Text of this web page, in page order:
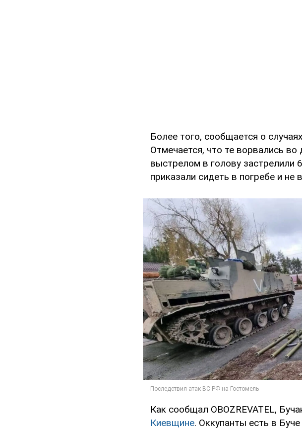
Более того, сообщается о
Отмечается, что те ворвались
выстрелом в голову застрелили
приказали сидеть в погребе и не
Как сообщал OBOZREVATEL,
Киевщине. Оккупанты есть в